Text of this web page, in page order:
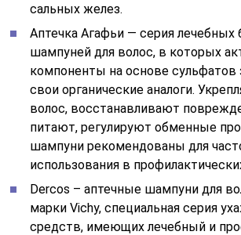
сальных желез.
Аптечка Агафьи — серия лечебных
шампуней для волос, в которых
компоненты на основе сульфатов
свои органические аналоги.
волос, восстанавливают
питают, регулируют обменные
шампуни рекомендованы для
использования в
Dercos – аптечные шампуни для
марки Vichy, специальная серия
средств, имеющих лечебный и